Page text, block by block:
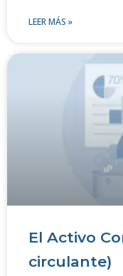
LEER MÁS »
El Activo
circulante)